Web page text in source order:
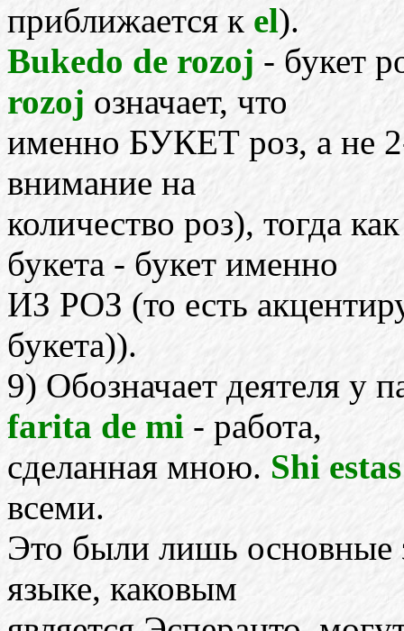
приближается к el).
Bukedo de rozoj - букет
rozoj означает, что
именно БУКЕТ роз, а не
внимание на
количество роз), тогда
букета - букет именно
ИЗ РОЗ (то есть
букета)).
9) Обозначает деятеля у
farita de mi - работа,
сделанная мною. Shi
всеми.
Это были лишь основные
языке, каковым